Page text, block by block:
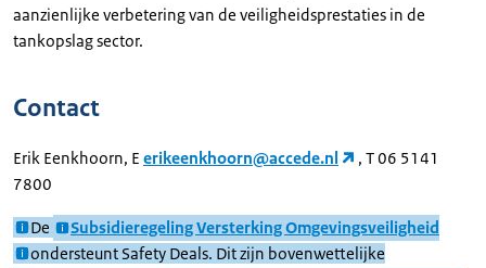
aanzienlijke verbetering van de veiligheidsprestaties in de
tankopslag sector.
Contact
Erik Eenkhoorn, E erikeenkhoorn@accede.nl
, T 06 5141
7800
De
Subsidieregeling Versterking Omgevingsveiligheid
ondersteunt Safety Deals. Dit zijn bovenwettelijke